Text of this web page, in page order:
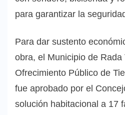
para garantizar la
Para dar sustento
obra, el Municipio de Rada
Ofrecimiento Público de
fue aprobado por el
solución habitacional a 17